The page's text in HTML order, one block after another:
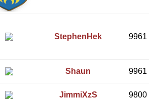
StephenHek 9961
Shaun 9961
JimmiXzS 9800